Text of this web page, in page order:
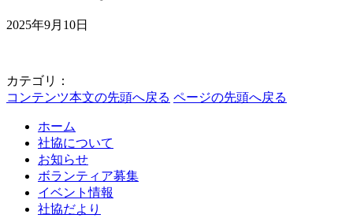
2025年9月10日
カテゴリ：
コンテンツ本文の先頭へ戻る ページの先頭へ戻る
ホーム
社協について
お知らせ
ボランティア募集
イベント情報
社協だより